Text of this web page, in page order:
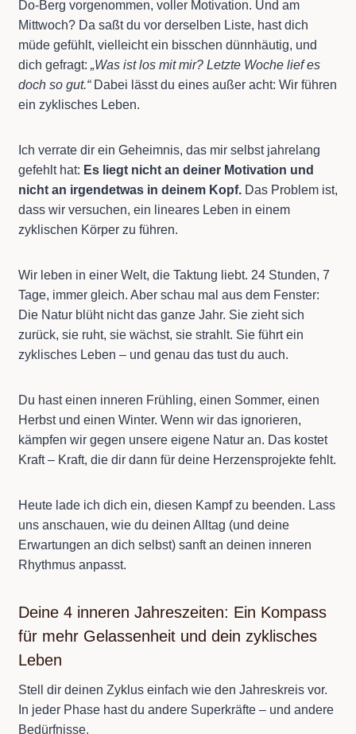
Do-Berg vorgenommen, voller Motivation. Und am
Mittwoch? Da saßt du vor derselben Liste, hast dich
müde gefühlt, vielleicht ein bisschen dünnhäutig, und
dich gefragt: „Was ist los mit mir? Letzte Woche lief es
doch so gut.“Dabei lässt du eines außer acht: Wir führen
ein zyklisches Leben.
Ich verrate dir ein Geheimnis, das mir selbst jahrelang
gefehlt hat: Es liegt nicht an deiner Motivation und
nicht an irgendetwas in deinem Kopf.Das Problem ist,
dass wir versuchen, ein lineares Leben in einem
zyklischen Körper zu führen.
Wir leben in einer Welt, die Taktung liebt. 24 Stunden, 7
Tage, immer gleich. Aber schau mal aus dem Fenster:
Die Natur blüht nicht das ganze Jahr. Sie zieht sich
zurück, sie ruht, sie wächst, sie strahlt. Sie führt ein
zyklisches Leben – und genau das tust du auch.
Du hast einen inneren Frühling, einen Sommer, einen
Herbst und einen Winter. Wenn wir das ignorieren,
kämpfen wir gegen unsere eigene Natur an. Das kostet
Kraft – Kraft, die dir dann für deine Herzensprojekte fehlt.
Heute lade ich dich ein, diesen Kampf zu beenden. Lass
uns anschauen, wie du deinen Alltag (und deine
Erwartungen an dich selbst) sanft an deinen inneren
Rhythmus anpasst.
Deine 4 inneren Jahreszeiten: Ein Kompass
für mehr Gelassenheit und dein zyklisches
Leben
Stell dir deinen Zyklus einfach wie den Jahreskreis vor.
In jeder Phase hast du andere Superkräfte – und andere
Bedürfnisse.